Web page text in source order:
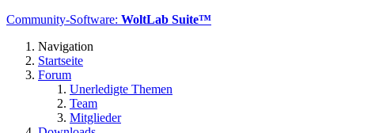
Community-Software: WoltLab Suite™
Navigation
Startseite
Forum
Unerledigte Themen
Team
Mitglieder